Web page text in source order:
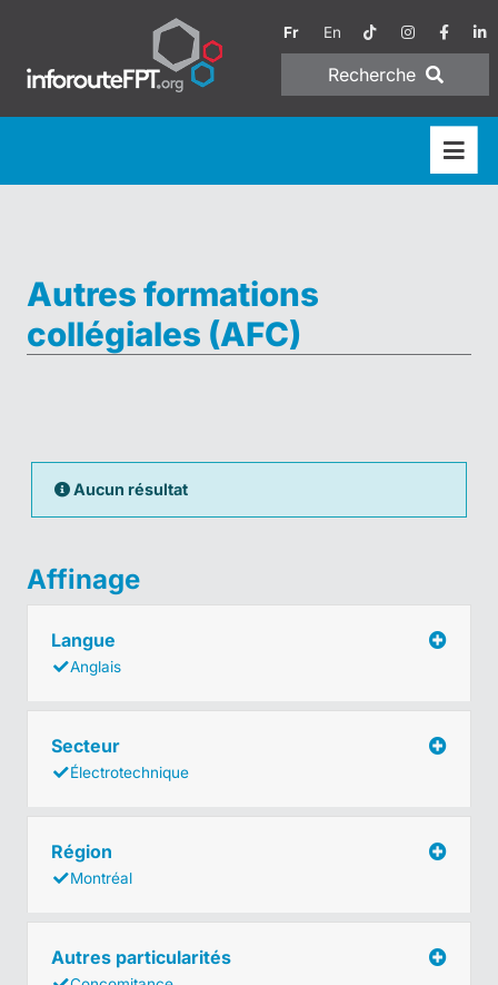
Fr En
Recherche
Autres formations
collégiales (AFC)
Aucun résultat
Affinage
Langue
Anglais
Secteur
Électrotechnique
Région
Montréal
Autres particularités